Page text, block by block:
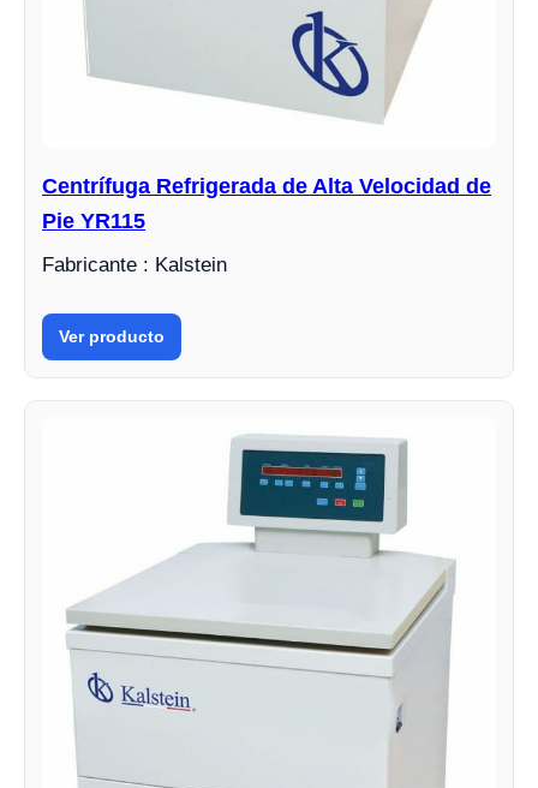
Centrífuga Refrigerada de Alta Velocidad de
Pie YR115
Fabricante : Kalstein
Ver producto